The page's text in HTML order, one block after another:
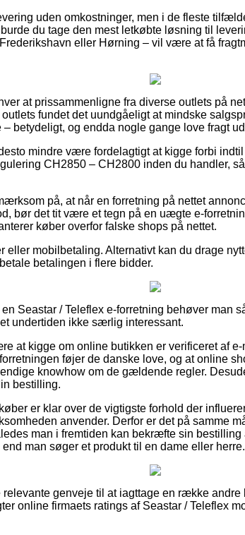
uden omkostninger, men i de fleste
du tage den mest letkøbte løsning til
eller Hørning – vil være at få
at prissammenligne fra diverse outlets på
fundet det uundgåeligt at mindske
betydeligt, og endda nogle gange love fragt
mindre være fordelagtigt at kigge forbi
CH2850 – CH2800 inden du handler,
på, at når en forretning på nettet
bør det tit være et tegn på en uægte e-
køber overfor falske shops på nettet.
eller mobilbetaling. Alternativt kan du drage
betalingen i flere bidder.
Seastar / Teleflex e-forretning behøver man
undertiden ikke særlig interessant.
at kigge om online butikken er verificeret af
føjer de danske love, og at online
knowhow om de gældende regler.
bestilling.
er klar over de vigtigste forhold der
anvender. Derfor er det på samme
man i fremtiden kan bekræfte sin bestilling
man søger et produkt til en dame eller herre.
genveje til at iagttage en række andre
online firmaets ratings af Seastar / Teleflex